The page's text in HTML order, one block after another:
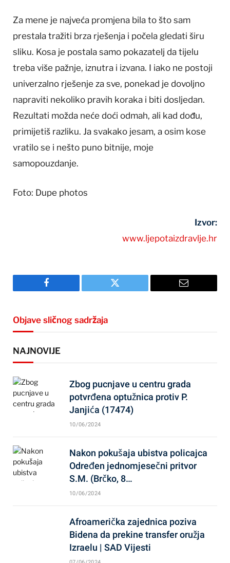
Za mene je najveća promjena bila to što sam
prestala tražiti brza rješenja i počela gledati širu
sliku. Kosa je postala samo pokazatelj da tijelu
treba više pažnje, iznutra i izvana. I iako ne postoji
univerzalno rješenje za sve, ponekad je dovoljno
napraviti nekoliko pravih koraka i biti dosljedan.
Rezultati možda neće doći odmah, ali kad dođu,
primijetiš razliku. Ja svakako jesam, a osim kose
vratilo se i nešto puno bitnije, moje
samopouzdanje.
Foto: Dupe photos
Izvor:
www.ljepotaizdravlje.hr
Facebook Twitter Email
Objave sličnog sadržaja
NAJNOVIJE
Zbog pucnjave u centru grada
potvrđena optužnica protiv P.
Janjića (17474)
10/06/2024
Nakon pokušaja ubistva policajca
Određen jednomjesečni pritvor
S.M. (Brčko, 8…
10/06/2024
Afroamerička zajednica poziva
Bidena da prekine transfer oružja
Izraelu | SAD Vijesti